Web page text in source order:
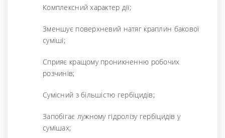
Комплексний характер дії;
Зменшує поверхневий натяг краплин бакової
суміші;
Сприяє кращому проникненню робочих
розчинів;
Сумісний з більшістю гербіцидів;
Запобігає лужному гідролізу гербіцидів у
сумішах;